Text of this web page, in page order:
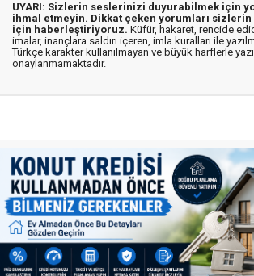
UYARI: Sizlerin seslerinizi duyurabilmek için
ihmal etmeyin. Dikkat çeken yorumları
için haberleştiriyoruz. Küfür, hakaret, rencide
imalar, inançlara saldırı içeren, imla kuralları ile
Türkçe karakter kullanılmayan ve büyük harflerle
onaylanmamaktadır.